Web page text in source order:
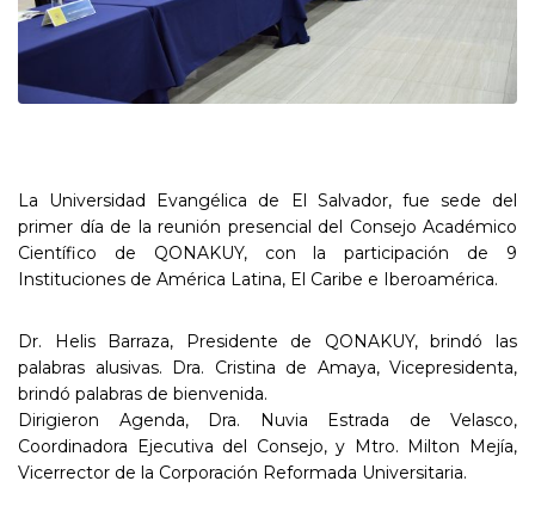
La Universidad Evangélica de El Salvador, fue sede del
primer día de la reunión presencial del Consejo Académico
Científico de QONAKUY, con la participación de 9
Instituciones de América Latina, El Caribe e Iberoamérica.
Dr. Helis Barraza, Presidente de QONAKUY, brindó las
palabras alusivas. Dra. Cristina de Amaya, Vicepresidenta,
brindó palabras de bienvenida.
Dirigieron Agenda, Dra. Nuvia Estrada de Velasco,
Coordinadora Ejecutiva del Consejo, y Mtro. Milton Mejía,
Vicerrector de la Corporación Reformada Universitaria.